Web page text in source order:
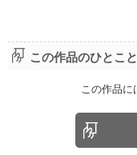
この作品のひとこ
この作品に